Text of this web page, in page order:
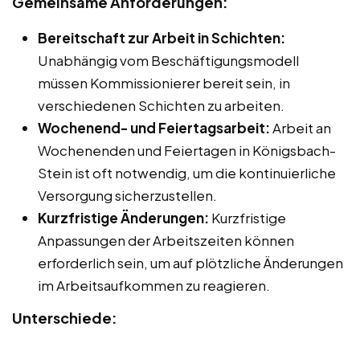
Bereitschaft zur Arbeit in Schichten:
Unabhängig vom Beschäftigungsmodell
müssen Kommissionierer bereit sein, in
verschiedenen Schichten zu arbeiten.
Wochenend- und Feiertagsarbeit:Arbeit an
Wochenenden und Feiertagen in Königsbach-
Stein ist oft notwendig, um die kontinuierliche
Versorgung sicherzustellen.
Kurzfristige Änderungen: Kurzfristige
Anpassungen der Arbeitszeiten können
erforderlich sein, um auf plötzliche Änderungen
im Arbeitsaufkommen zu reagieren.
Unterschiede: